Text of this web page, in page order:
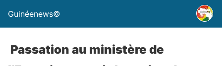
Guinéenews©
Passation au ministère de